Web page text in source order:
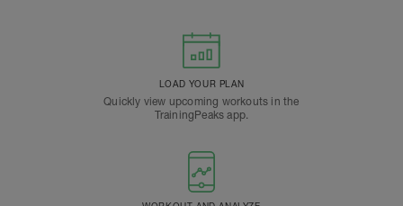
LOAD YOUR PLAN
Quickly view upcoming workouts in the
TrainingPeaks app.